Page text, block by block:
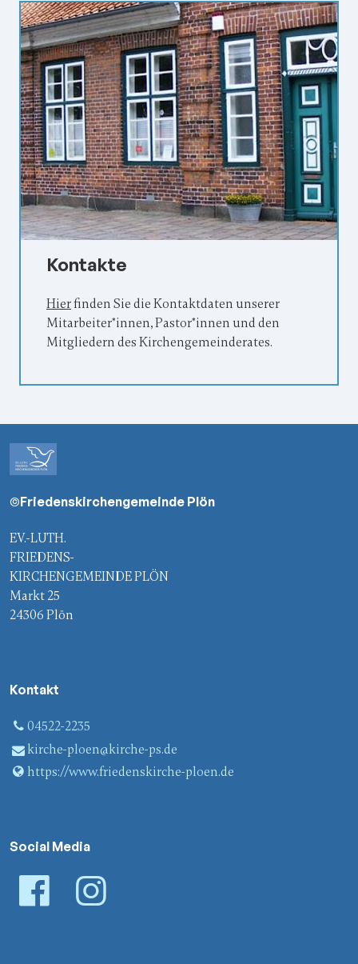
Kontakte
Hierfinden Sie die Kontaktdaten unserer
Mitarbeiter*innen, Pastor*innen und den
Mitgliedern des Kirchengemeinderates.
©Friedenskirchengemeinde Plön
EV.-LUTH.
FRIEDENS-
KIRCHENGEMEINDE PLÖN
Markt 25
24306 Plön
Kontakt
04522-2235
kirche-ploen@​kirche-ps.​de
https://www.​friedenskirche-ploen.​de
Social Media